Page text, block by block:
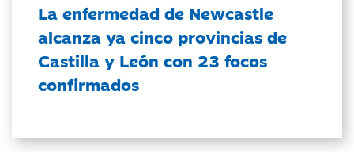
La enfermedad de Newcastle
alcanza ya cinco provincias de
Castilla y León con 23 focos
confirmados